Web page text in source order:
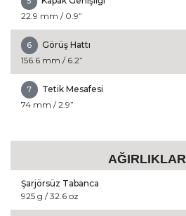
22.9 mm / 0.9”
6
Görüş Hattı
156.6 mm / 6.2”
7
Tetik Mesafesi
74 mm / 2.9”
AĞIRLIKLAR
Şarjörsüz Tabanca
925 g / 32.6 oz